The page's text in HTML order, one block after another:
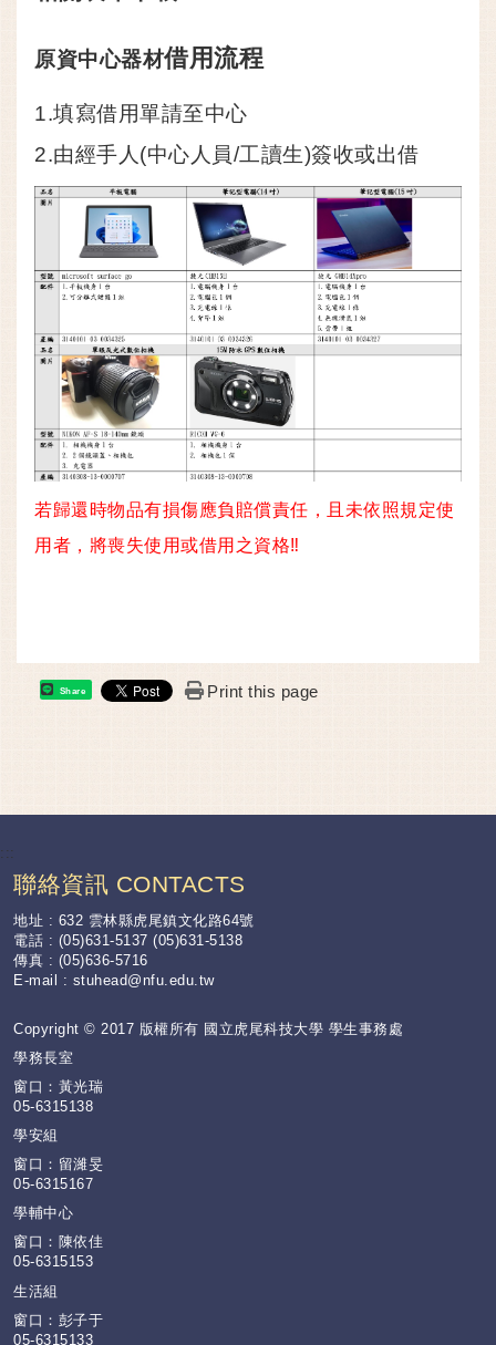
原資中心器材借用流程
1.填寫借用單請至中心
2.由經手人(中心人員/工讀生)簽收或出借
若歸還時物品有損傷應負賠償責任，且未依照規定使
用者，將喪失使用或借用之資格‼
Share Print this page
:::
聯絡資訊 CONTACTS
地址 : 632 雲林縣虎尾鎮文化路64號
電話 : (05)631-5137 (05)631-5138
傳真 : (05)636-5716
E-mail : stuhead@nfu.edu.tw
Copyright © 2017 版權所有 國立虎尾科技大學 學生事務處
學務長室
窗口：黃光瑞
05-6315138
學安組
窗口：留濰旻
05-6315167
學輔中心
窗口：陳依佳
05-6315153
生活組
窗口：彭子于
05-6315133